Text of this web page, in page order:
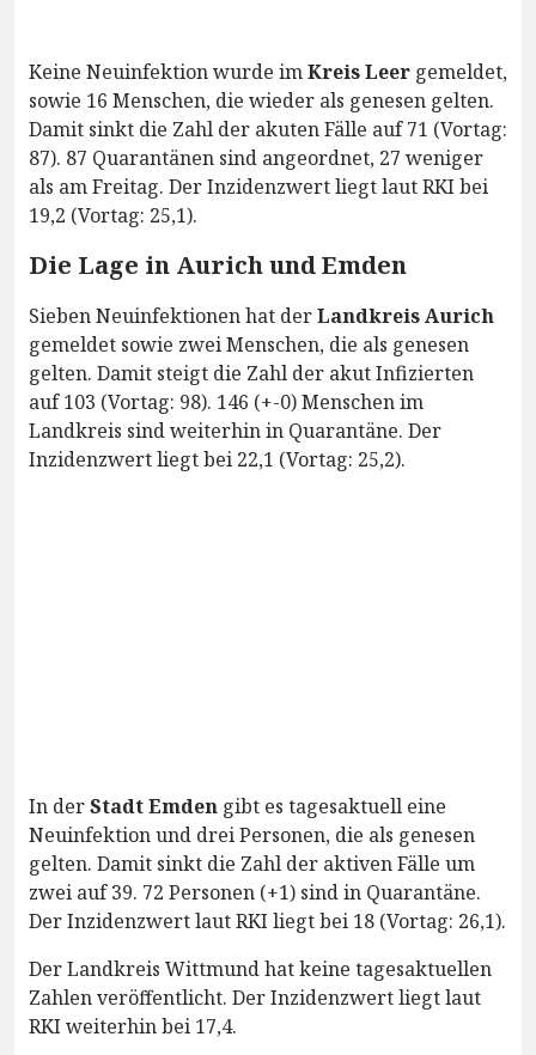
Keine Neuinfektion wurde imKreis Leer gemeldet,
sowie 16 Menschen, die wieder als genesen gelten.
Damit sinkt die Zahl der akuten Fälle auf 71 (Vortag:
87). 87 Quarantänen sind angeordnet, 27 weniger
als am Freitag. Der Inzidenzwert liegt laut RKI bei
19,2 (Vortag: 25,1).
Die Lage in Aurich und Emden
Sieben Neuinfektionen hat derLandkreis Aurich
gemeldet sowie zwei Menschen, die als genesen
gelten. Damit steigt die Zahl der akut Infizierten
auf 103 (Vortag: 98). 146 (+-0) Menschen im
Landkreis sind weiterhin in Quarantäne. Der
Inzidenzwert liegt bei 22,1 (Vortag: 25,2).
In derStadt Emden gibt es tagesaktuell eine
Neuinfektion und drei Personen, die als genesen
gelten. Damit sinkt die Zahl der aktiven Fälle um
zwei auf 39. 72 Personen (+1) sind in Quarantäne.
Der Inzidenzwert laut RKI liegt bei 18 (Vortag: 26,1).
Der Landkreis Wittmund hat keine tagesaktuellen
Zahlen veröffentlicht. Der Inzidenzwert liegt laut
RKI weiterhin bei 17,4.